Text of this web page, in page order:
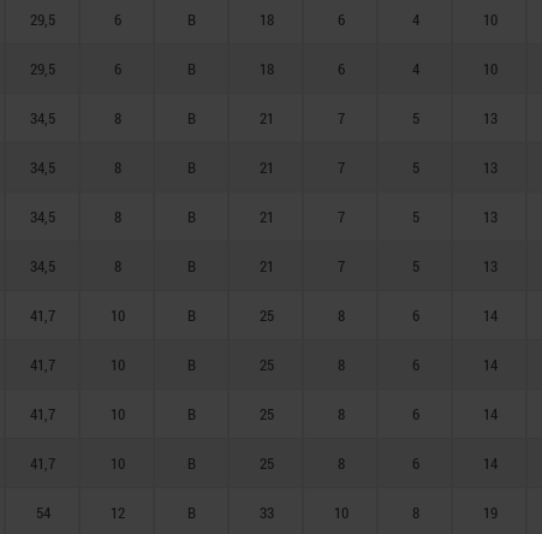
29,5 6 B 18 6 4 10
29,5 6 B 18 6 4 10
34,5 8 B 21 7 5 13
34,5 8 B 21 7 5 13
34,5 8 B 21 7 5 13
34,5 8 B 21 7 5 13
41,7 10 B 25 8 6 14
41,7 10 B 25 8 6 14
41,7 10 B 25 8 6 14
41,7 10 B 25 8 6 14
54 12 B 33 10 8 19